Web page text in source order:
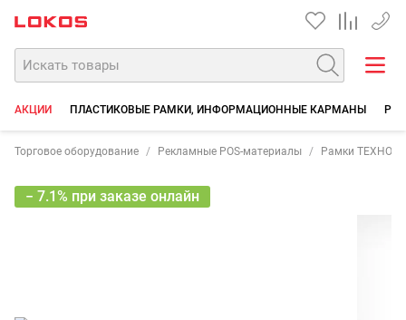
+7
АКЦИИ ПЛАСТИКОВЫЕ РАМКИ, ИНФОРМАЦИОННЫЕ КАРМАНЫ
Торговое оборудование Рекламные POS-материалы Рамки ТЕХНО
− 7.1% при заказе онлайн